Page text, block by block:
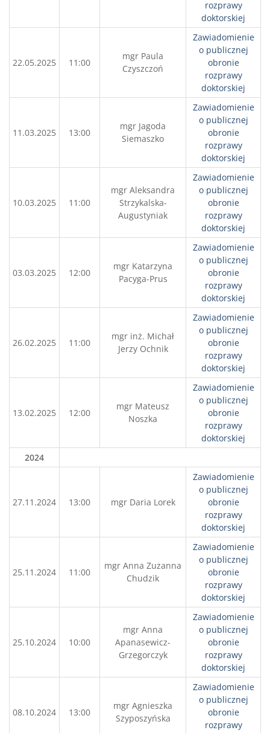
rozprawy
doktorskiej
22.05.2025 11:00
mgr Paula
Czyszczoń
Zawiadomienie
o publicznej
obronie
rozprawy
doktorskiej
11.03.2025 13:00
mgr Jagoda
Siemaszko
Zawiadomienie
o publicznej
obronie
rozprawy
doktorskiej
10.03.2025 11:00
mgr Aleksandra
Strzykalska-
Augustyniak
Zawiadomienie
o publicznej
obronie
rozprawy
doktorskiej
03.03.2025 12:00
mgr Katarzyna
Pacyga-Prus
Zawiadomienie
o publicznej
obronie
rozprawy
doktorskiej
26.02.2025 11:00
mgr inż. Michał
Jerzy Ochnik
Zawiadomienie
o publicznej
obronie
rozprawy
doktorskiej
13.02.2025 12:00
mgr Mateusz
Noszka
Zawiadomienie
o publicznej
obronie
rozprawy
doktorskiej
2024
27.11.2024 13:00 mgr Daria Lorek
Zawiadomienie
o publicznej
obronie
rozprawy
doktorskiej
25.11.2024 11:00
mgr Anna Zuzanna
Chudzik
Zawiadomienie
o publicznej
obronie
rozprawy
doktorskiej
25.10.2024 10:00
mgr Anna
Apanasewicz-
Grzegorczyk
Zawiadomienie
o publicznej
obronie
rozprawy
doktorskiej
08.10.2024 13:00
mgr Agnieszka
Szyposzyńska
Zawiadomienie
o publicznej
obronie
rozprawy